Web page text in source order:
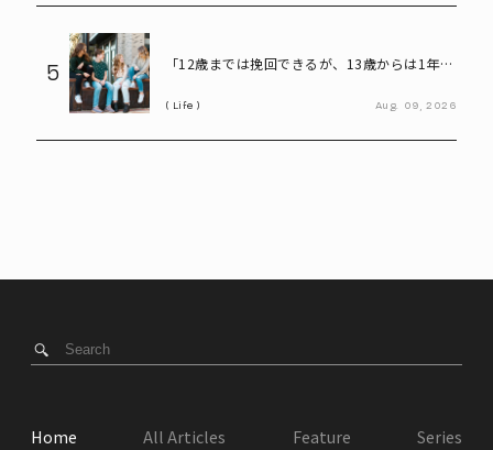
5
「12歳までは挽回できるが、13歳からは1年1
くワケ
Life Aug. 09, 2026
Home All Articles Feature Series